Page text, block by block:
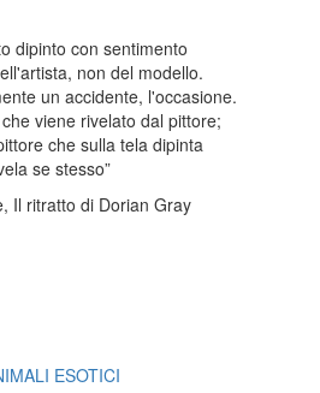
dipinto con sentimento
non del modello.
un accidente, l'occasione.
viene rivelato dal pittore;
che sulla tela dipinta
se stesso”
Il ritratto di Dorian Gray
ESOTICI